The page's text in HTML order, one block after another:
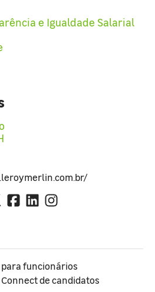
e Igualdade Salarial
para funcionários
de candidatos